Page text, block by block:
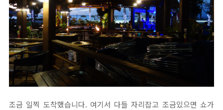
조금 일찍 도착했습니다. 여기서 다들 자리잡고 조금있으면 쇼가